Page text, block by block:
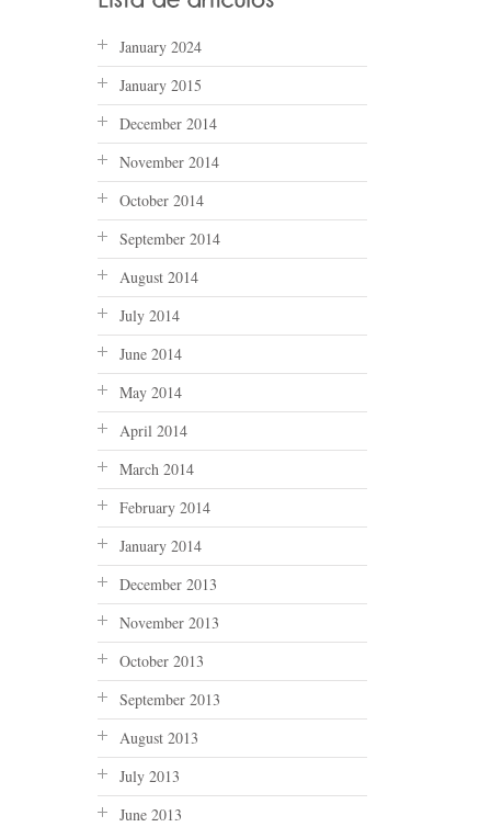
January 2024
January 2015
December 2014
November 2014
October 2014
September 2014
August 2014
July 2014
June 2014
May 2014
April 2014
March 2014
February 2014
January 2014
December 2013
November 2013
October 2013
September 2013
August 2013
July 2013
June 2013